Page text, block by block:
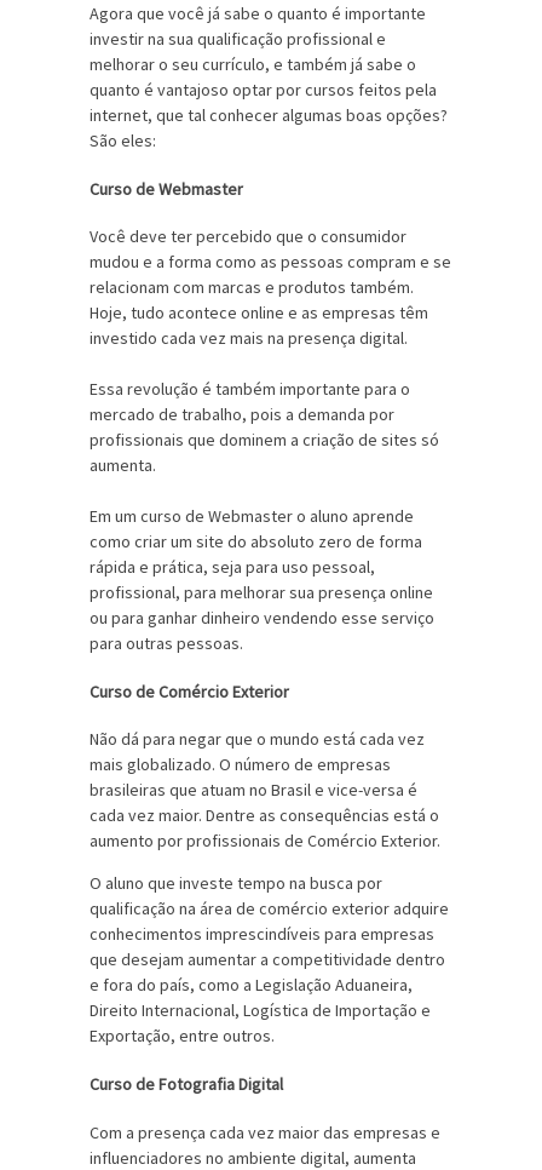
Agora que você já sabe o quanto é importante
investir na sua qualificação profissional e
melhorar o seu currículo, e também já sabe o
quanto é vantajoso optar por cursos feitos pela
internet, que tal conhecer algumas boas opções?
São eles:
Curso de Webmaster
Você deve ter percebido que o consumidor
mudou e a forma como as pessoas compram e se
relacionam com marcas e produtos também.
Hoje, tudo acontece online e as empresas têm
investido cada vez mais na presença digital.
Essa revolução é também importante para o
mercado de trabalho, pois a demanda por
profissionais que dominem a criação de sites só
aumenta.
Em um curso de Webmaster o aluno aprende
como criar um site do absoluto zero de forma
rápida e prática, seja para uso pessoal,
profissional, para melhorar sua presença online
ou para ganhar dinheiro vendendo esse serviço
para outras pessoas.
Curso de Comércio Exterior
Não dá para negar que o mundo está cada vez
mais globalizado. O número de empresas
brasileiras que atuam no Brasil e vice-versa é
cada vez maior. Dentre as consequências está o
aumento por profissionais de Comércio Exterior.
O aluno que investe tempo na busca por
qualificação na área de comércio exterior adquire
conhecimentos imprescindíveis para empresas
que desejam aumentar a competitividade dentro
e fora do país, como a Legislação Aduaneira,
Direito Internacional, Logística de Importação e
Exportação, entre outros.
Curso de Fotografia Digital
Com a presença cada vez maior das empresas e
influenciadores no ambiente digital, aumenta